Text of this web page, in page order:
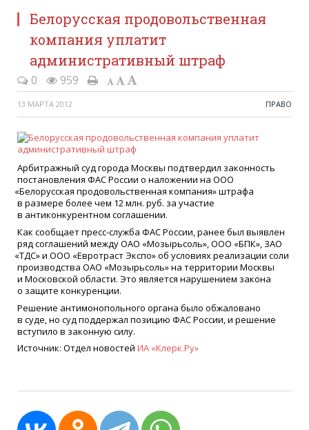
Белорусская продовольственная
компания уплатит
административный штраф
0 959
13 МАРТА 2012 ПРАВО
Арбитражный суд города Москвы подтвердил законность
постановления ФАС России о наложении на ООО
«Белорусская продовольственная компания» штрафа
в размере более чем 12 млн. руб. за участие
в антиконкурентном соглашении.
Как сообщает пресс-служба ФАС России, ранее был выявлен
ряд соглашений между ОАО «Мозырьсоль», ООО «БПК», ЗАО
«ТДС» и OOО «Евротраст Экспо» об условиях реализации соли
производства ОАО «Мозырьсоль» на территории Москвы
и Московской области. Это является нарушением закона
о защите конкуренции.
Решение антимонопольного органа было обжаловано
в суде, но суд поддержал позицию ФАС России, и решение
вступило в законную силу.
Источник: Отдел новостей ИА «Клерк.Ру»